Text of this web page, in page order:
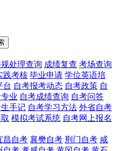
处理查询 成绩复查 考场查询
践考核 毕业申请 学位英语培
台 自考报考动态 自考政策 自
业 自考成绩查询 自考问答
手记 自考学习方法 外省自考
模拟考试系统 自考网上报名
昌自考 襄樊自考 荆门自考 咸